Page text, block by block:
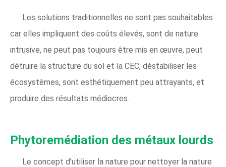
Les solutions traditionnelles ne sont pas souhaitables
car elles impliquent des coûts élevés, sont de nature
intrusive, ne peut pas toujours être mis en œuvre, peut
détruire la structure du sol et la CEC, déstabiliser les
écosystèmes, sont esthétiquement peu attrayants, et
produire des résultats médiocres.
Phytoremédiation des métaux lourds
Le concept d'utiliser la nature pour nettoyer la nature